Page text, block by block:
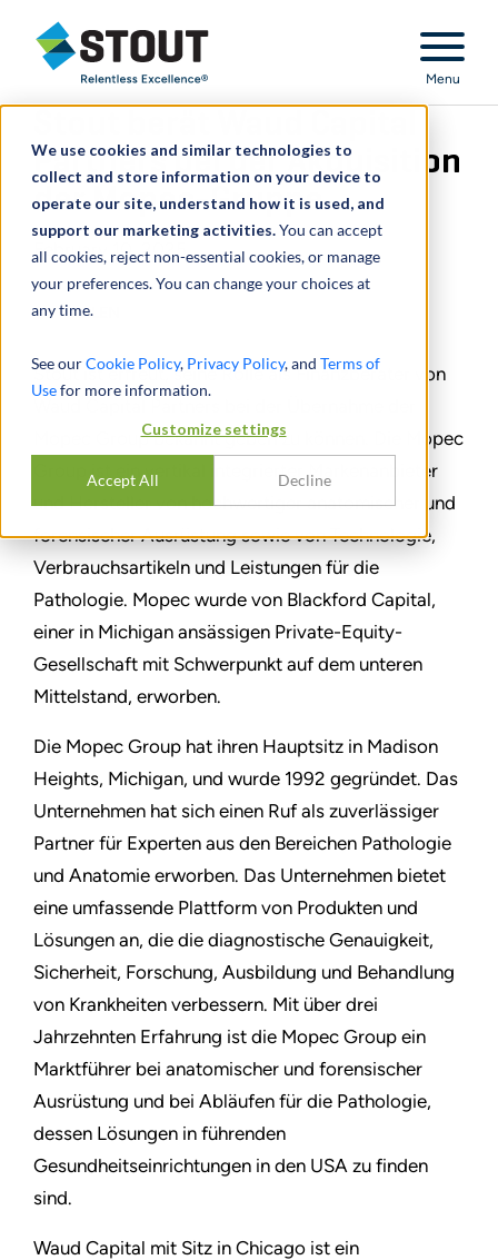
We use cookies and similar technologies to
collect and store information on your device to
operate our site, understand how it is used, and
support our marketing activities.You can accept
all cookies, reject non-essential cookies, or manage
your preferences. You can change your choices at
any time.
See ourCookie Policy, Privacy Policy, and Terms of
Usefor more information.
Customize settings
Accept All Decline
Stout Relentless Excellence
Menu
Partners bei der Akquisition
der Mopec-Gruppe
February 10, 2025
TEILEN
Stout ist erfreut, seine Rolle als Finanzberater von
Mopec Group bekannt geben zu können. Die Mopec
Group ist ein vertikal integrierter Markenanbieter
und Hersteller von hochwertiger anatomischer und
forensischer Ausrüstung sowie von Technologie,
Verbrauchsartikeln und Leistungen für die
Pathologie. Mopec wurde von Blackford Capital,
einer in Michigan ansässigen Private-Equity-
Gesellschaft mit Schwerpunkt auf dem unteren
Mittelstand, erworben.
Die Mopec Group hat ihren Hauptsitz in Madison
Heights, Michigan, und wurde 1992 gegründet. Das
Unternehmen hat sich einen Ruf als zuverlässiger
Partner für Experten aus den Bereichen Pathologie
und Anatomie erworben. Das Unternehmen bietet
eine umfassende Plattform von Produkten und
Lösungen an, die die diagnostische Genauigkeit,
Sicherheit, Forschung, Ausbildung und Behandlung
von Krankheiten verbessern. Mit über drei
Jahrzehnten Erfahrung ist die Mopec Group ein
Marktführer bei anatomischer und forensischer
Ausrüstung und bei Abläufen für die Pathologie,
dessen Lösungen in führenden
Gesundheitseinrichtungen in den USA zu finden
sind.
Waud Capital mit Sitz in Chicago ist ein